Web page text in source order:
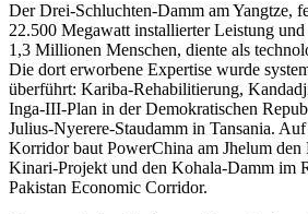
Der Drei-Schluchten-Damm am Yangtze,
22.500 Megawatt installierter Leistung
1,3 Millionen Menschen, diente als
Die dort erworbene Expertise wurde
überführt: Kariba-Rehabilitierung,
Inga-III-Plan in der Demokratischen
Julius-Nyerere-Staudamm in Tansania. Auf
Korridor baut PowerChina am Jhelum
Kinari-Projekt und den Kohala-Damm im
Pakistan Economic Corridor.